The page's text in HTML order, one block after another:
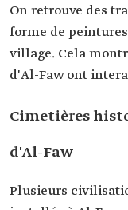
On retrouve des
forme de
village. Cela
d'Al-Faw ont
Cimetières
d'Al-Faw
Plusieurs